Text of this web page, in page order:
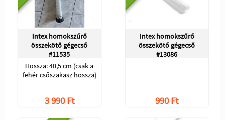
Intex homokszűrő
összekötő gégecső
#11535
Hossza: 40,5 cm (csak a
fehér csőszakasz hossza)
3 990 Ft
Intex homokszűrő
összekötő gégecső
#13086
990 Ft